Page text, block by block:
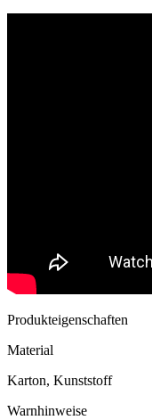
Produkteigenschaften
Material
Karton, Kunststoff
Warnhinweise